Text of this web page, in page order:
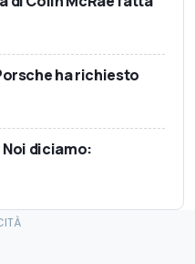
ha richiesto
Noi diciamo: